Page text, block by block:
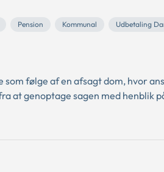
Pension Kommunal Udbetaling
som følge af en afsagt dom, hvor
at genoptage sagen med henblik